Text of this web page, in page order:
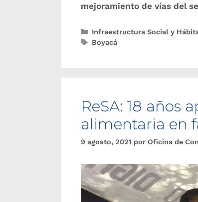
mejoramiento de vías del
Infraestructura Social y
Boyacá
ReSA: 18 años
alimentaria en
9 agosto, 2021 por Oficina de